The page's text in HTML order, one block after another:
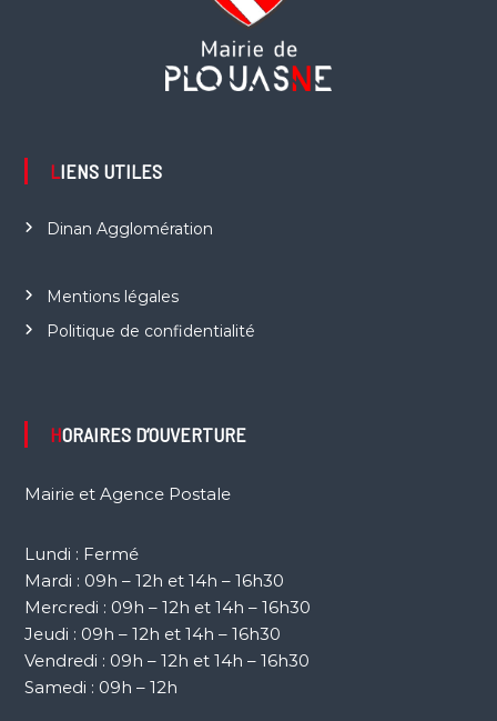
LIENS UTILES
Dinan Agglomération
Mentions légales
Politique de confidentialité
HORAIRES D’OUVERTURE
Mairie et Agence Postale
Lundi : Fermé
Mardi : 09h – 12h et 14h – 16h30
Mercredi : 09h – 12h et 14h – 16h30
Jeudi : 09h – 12h et 14h – 16h30
Vendredi : 09h – 12h et 14h – 16h30
Samedi : 09h – 12h